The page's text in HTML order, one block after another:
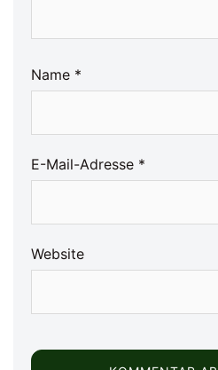
Name *
E-Mail-Adresse *
Website